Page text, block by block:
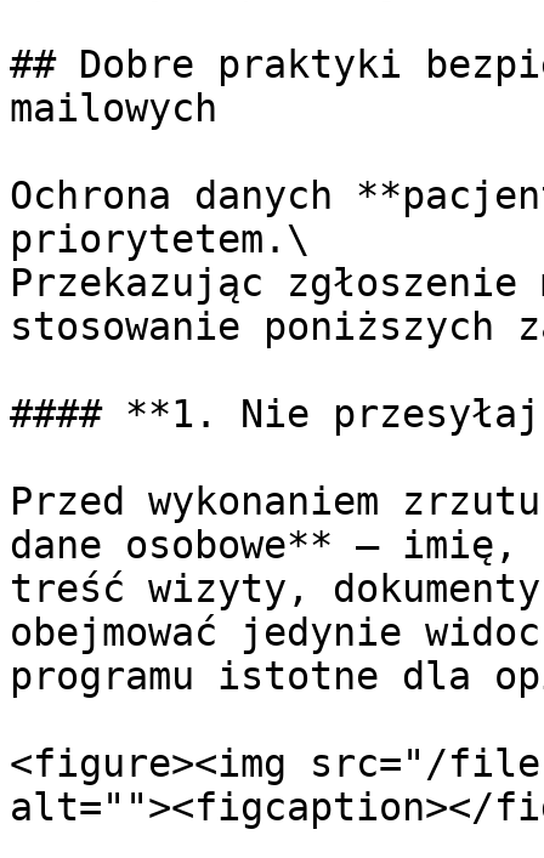
## Dobre praktyki
mailowych
Ochrona danych
priorytetem.\
Przekazując
stosowanie poniższych
#### **1. Nie
Przed wykonaniem
dane osobowe** – imię,
treść wizyty,
obejmować jedynie
programu istotne dla
<figure><img src="/files/
alt=""><figcaption></